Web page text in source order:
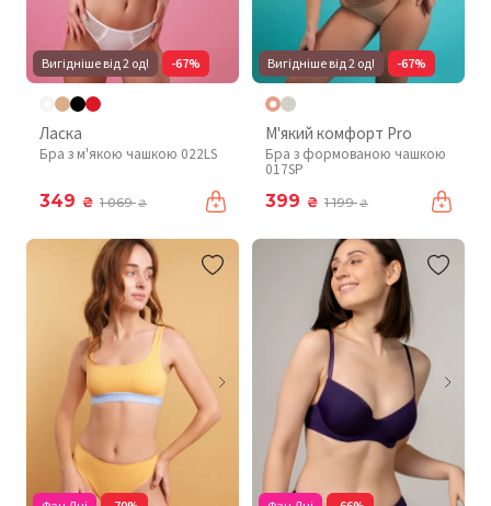
Вигідніше від 2 од! -67%
Ласка
Бра з м'якою чашкою 022LS
349 ₴ 1 069₴
Вигідніше від 2 од! -67%
М'який комфорт Pro
Бра з формованою чашкою
017SP
399 ₴ 1 199₴